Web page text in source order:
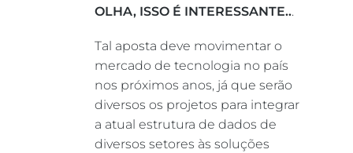
OLHA, ISSO É INTERESSANTE...
Tal aposta deve movimentar o
mercado de tecnologia no país
nos próximos anos, já que serão
diversos os projetos para integrar
a atual estrutura de dados de
diversos setores às soluções